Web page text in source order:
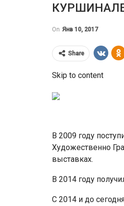
КУРШИНАЛЕ
On Янв 10, 2017
Share
Skip to content
В 2009 году
Художественно
выставках.
В 2014 году
С 2014 и до